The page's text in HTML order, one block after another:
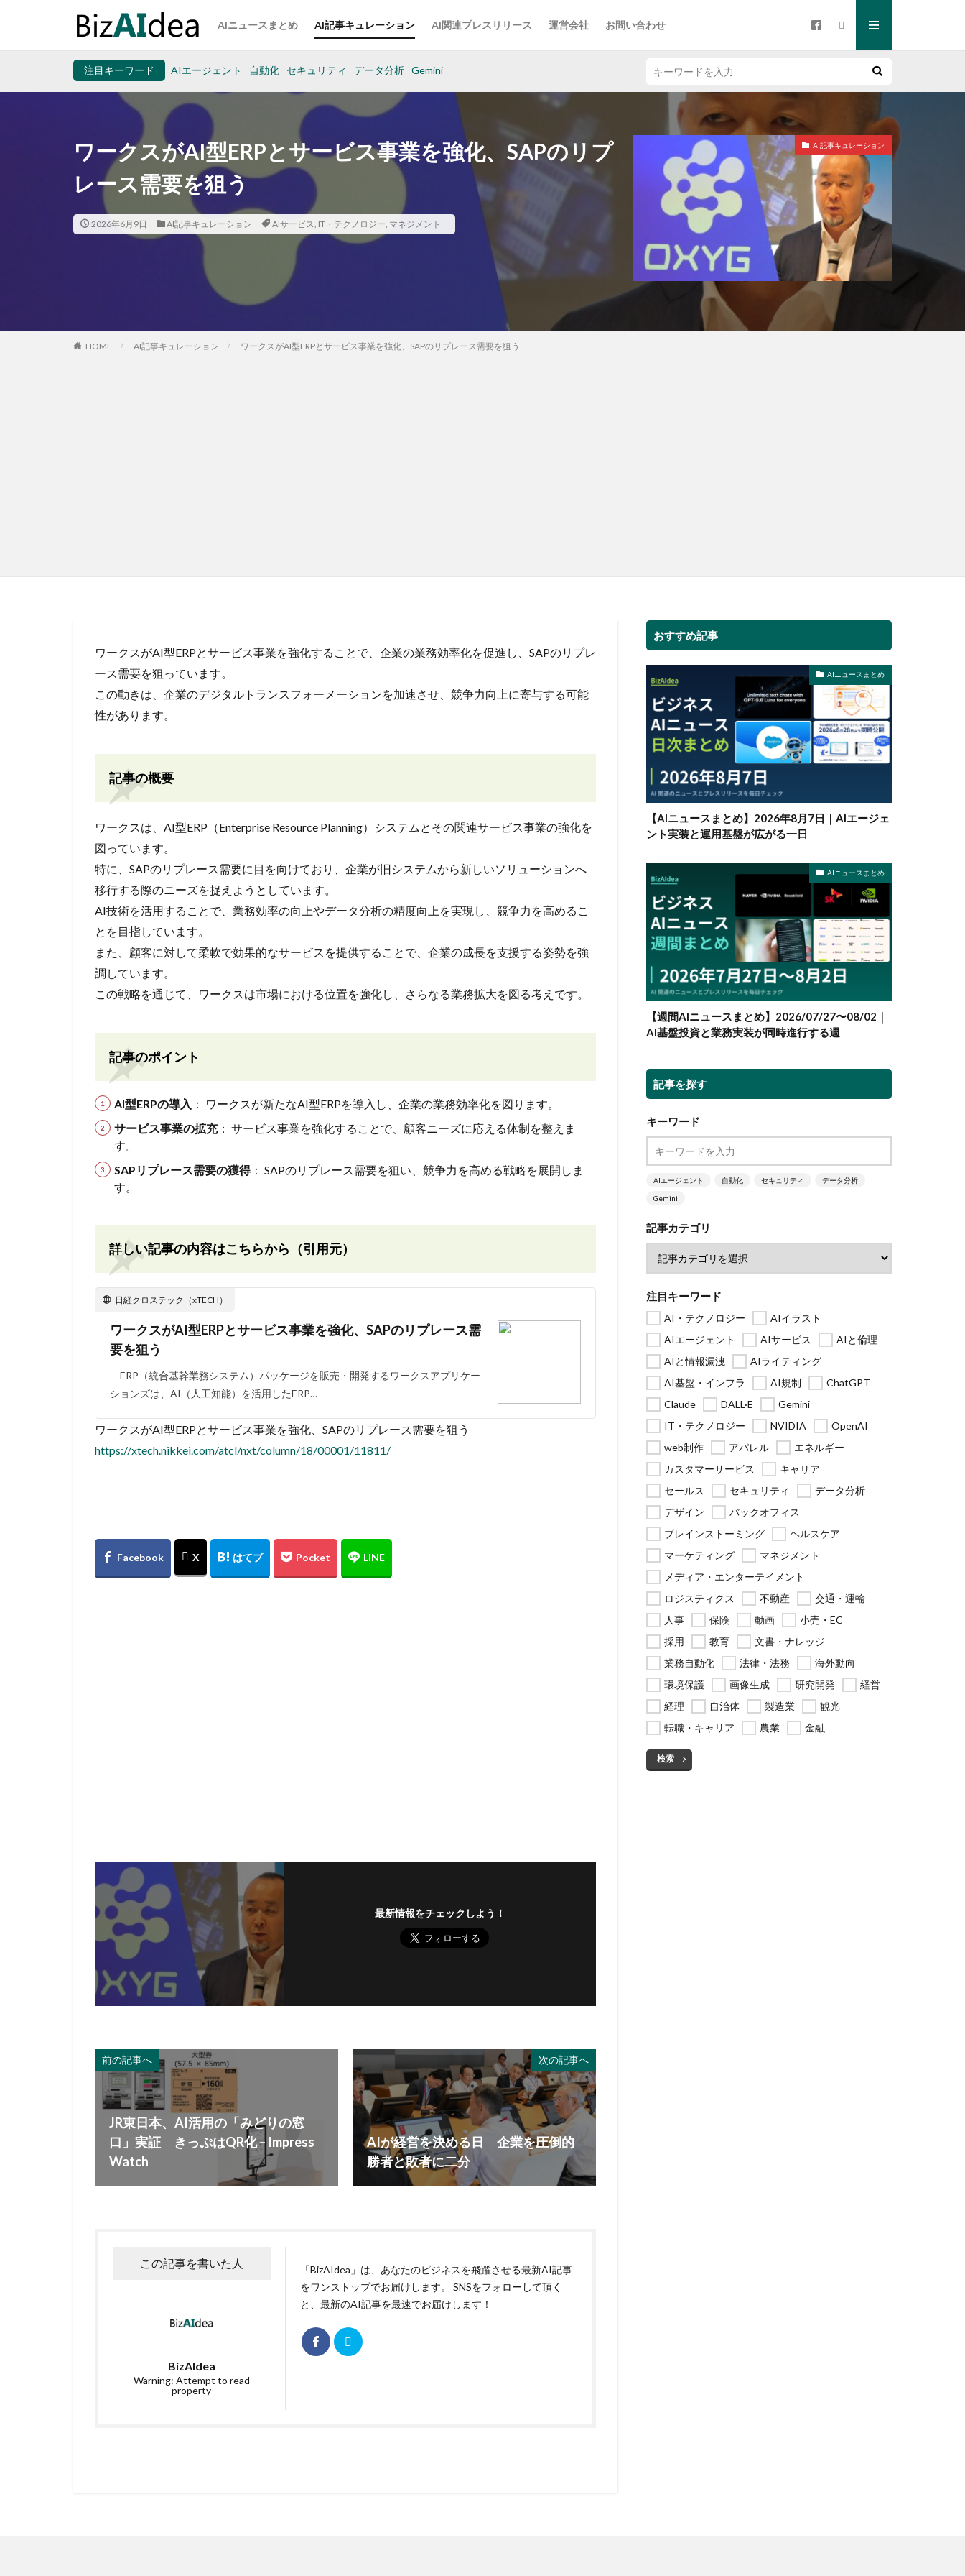
AIニュースまとめ AI記事キュレーション AI関連プレスリリース 運営会社 お問い合わせ
注目キーワード AIエージェント 自動化 セキュリティ データ分析 Gemini
ワークスがAI型ERPとサービス事業を強化、SAPのリプ
レース需要を狙う
2026年6月9日 AI記事キュレーション AIサービス, IT・テクノロジー, マネジメント
AI記事キュレーション
HOME AI記事キュレーション ワークスがAI型ERPとサービス事業を強化、SAPのリプレース需要を狙う
ワークスがAI型ERPとサービス事業を強化することで、企業の業務効率化を促進し、SAPのリプレ
ース需要を狙っています。
この動きは、企業のデジタルトランスフォーメーションを加速させ、競争力向上に寄与する可能
性があります。
記事の概要
ワークスは、AI型ERP（Enterprise Resource Planning）システムとその関連サービス事業の強化を
図っています。
特に、SAPのリプレース需要に目を向けており、企業が旧システムから新しいソリューションへ
移行する際のニーズを捉えようとしています。
AI技術を活用することで、業務効率の向上やデータ分析の精度向上を実現し、競争力を高めるこ
とを目指しています。
また、顧客に対して柔軟で効果的なサービスを提供することで、企業の成長を支援する姿勢を強
調しています。
この戦略を通じて、ワークスは市場における位置を強化し、さらなる業務拡大を図る考えです。
記事のポイント
AI型ERPの導入 ： ワークスが新たなAI型ERPを導入し、企業の業務効率化を図ります。
サービス事業の拡充： サービス事業を強化することで、顧客ニーズに応える体制を整えま
す。
SAPリプレース需要の獲得： SAPのリプレース需要を狙い、競争力を高める戦略を展開しま
す。
詳しい記事の内容はこちらから（引用元）
日経クロステック（xTECH）
ワークスがAI型ERPとサービス事業を強化、SAPのリプレース需
要を狙う
ERP（統合基幹業務システム）パッケージを販売・開発するワークスアプリケー
ションズは、AI（人工知能）を活用したERP…
ワークスがAI型ERPとサービス事業を強化、SAPのリプレース需要を狙う
https://xtech.nikkei.com/atcl/nxt/column/18/00001/11811/
最新情報をチェックしよう！
前の記事へ
JR東日本、AI活用の「みどりの窓
口」実証 きっぷはQR化 – Impress
Watch
次の記事へ
AIが経営を決める日 企業を圧倒的
勝者と敗者に二分
この記事を書いた人
BizAIdea
Warning: Attempt to read
property
「BizAIdea」は、あなたのビジネスを飛躍させる最新AI記事
をワンストップでお届けします。 SNSをフォローして頂く
と、最新のAI記事を最速でお届けします！
おすすめ記事
AIニュースまとめ
【AIニュースまとめ】2026年8月7日｜AIエージェ
ント実装と運用基盤が広がる一日
AIニュースまとめ
【週間AIニュースまとめ】2026/07/27〜08/02｜
AI基盤投資と業務実装が同時進行する週
記事を探す
キーワード
AIエージェント 自動化 セキュリティ データ分析
Gemini
記事カテゴリ
注目キーワード
AI・テクノロジー
AIイラスト
AIエージェント
AIサービス
AIと倫理
AIと情報漏洩
AIライティング
AI基盤・インフラ
AI規制
ChatGPT
Claude
DALL·E
Gemini
IT・テクノロジー
NVIDIA
OpenAI
web制作
アパレル
エネルギー
カスタマーサービス
キャリア
セールス
セキュリティ
データ分析
デザイン
バックオフィス
ブレインストーミング
ヘルスケア
マーケティング
マネジメント
メディア・エンターテイメント
ロジスティクス
不動産
交通・運輸
人事
保険 動画
小売・EC
採用
教育
文書・ナレッジ
業務自動化
法律・法務
海外動向
環境保護
画像生成 研究開発
経営
経理
自治体 製造業
観光
転職・キャリア
農業 金融
検索